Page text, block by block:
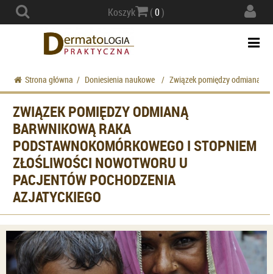
Koszyk (0)
Strona główna / Doniesienia naukowe / Związek pomiędzy odmianą
ZWIĄZEK POMIĘDZY ODMIANĄ
BARWNIKOWĄ RAKA
PODSTAWNOKOMÓRKOWEGO I STOPNIEM
ZŁOŚLIWOŚCI NOWOTWORU U
PACJENTÓW POCHODZENIA
AZJATYCKIEGO